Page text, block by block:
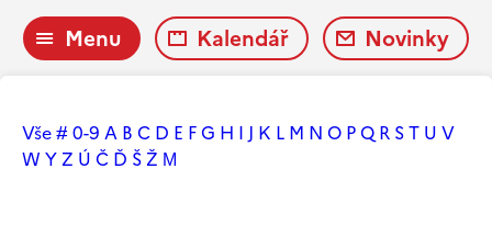
Menu Kalendář Novinky
Vše# 0-9 A B C D E FG H I J K L M N O PQ R ST U V
W YZ Ú Č Ď ŠŽ М